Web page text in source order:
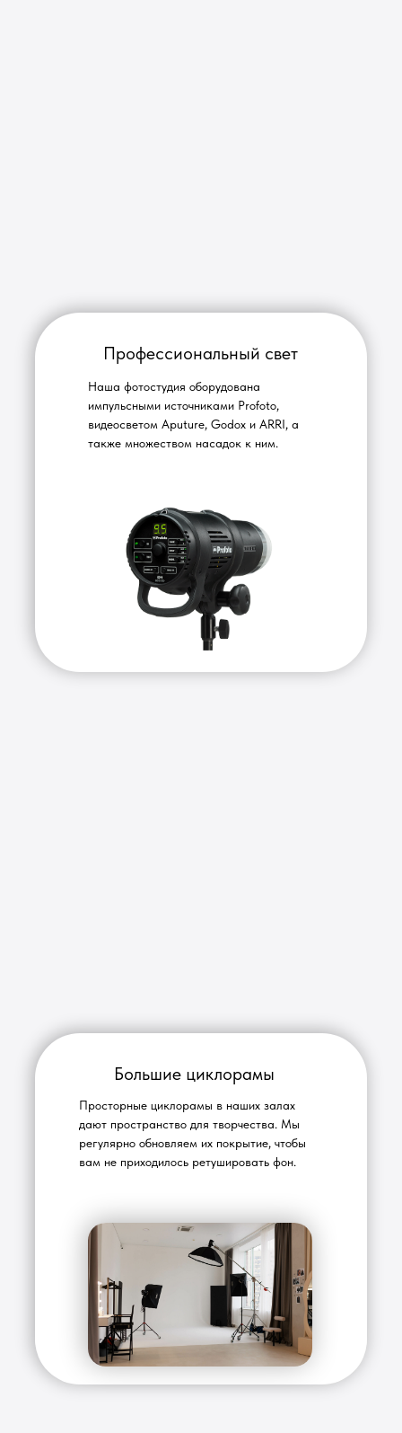
Профессиональный свет
Наша фотостудия оборудована
импульсными источниками Profoto,
видеосветом Aputure, Godox и ARRI, а
также множеством насадок к ним.
Большие циклорамы
Просторные циклорамы в наших залах
дают пространство для творчества. Мы
регулярно обновляем их покрытие, чтобы
вам не приходилось ретушировать фон.